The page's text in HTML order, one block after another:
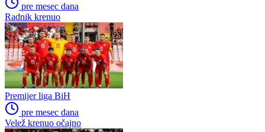
pre mesec dana
Radnik krenuo
Premijer liga BiH
pre mesec dana
Velež krenuo očajno